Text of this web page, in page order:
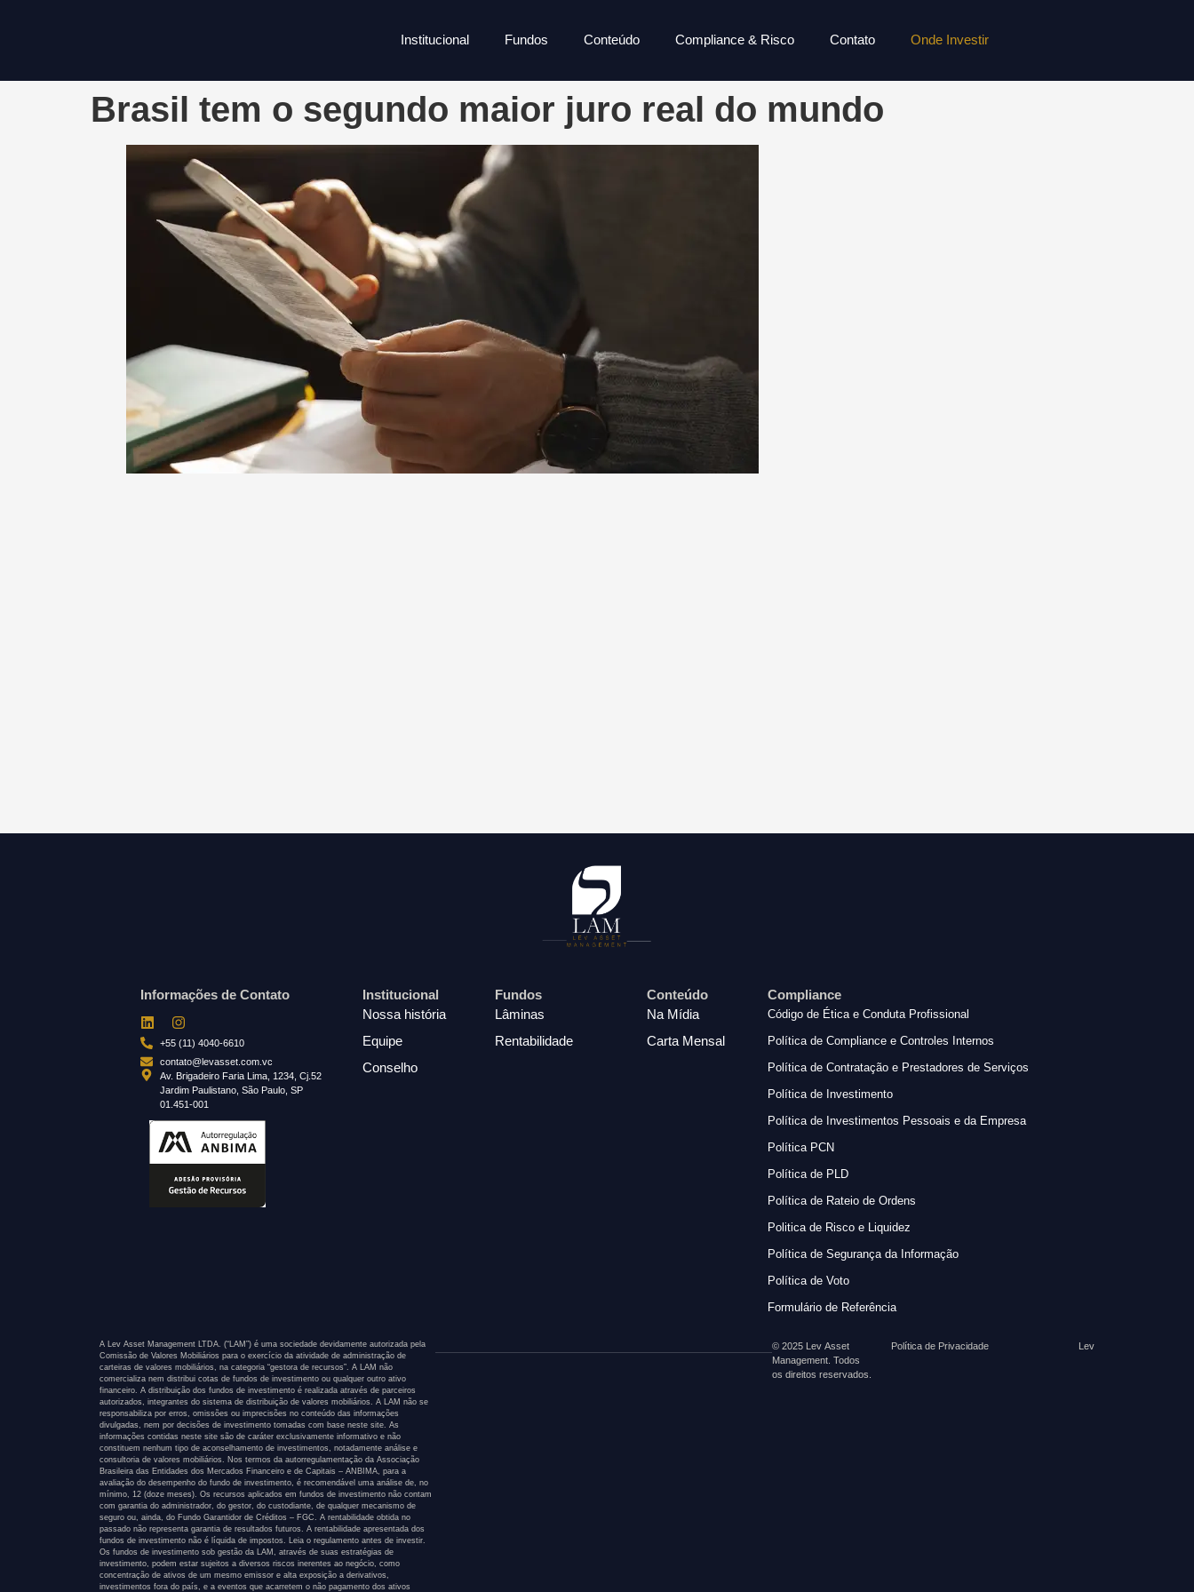
Institucional Fundos Conteúdo Compliance & Risco Contato Onde Investir
Brasil tem o segundo maior juro real do mundo
Informações de Contato
+55 (11) 4040-6610
contato@levasset.com.vc
Av. Brigadeiro Faria Lima, 1234, Cj.52
Jardim Paulistano, São Paulo, SP
01.451-001
Institucional
Nossa história
Equipe
Conselho
Fundos
Lâminas
Rentabilidade
Conteúdo
Na Mídia
Carta Mensal
Compliance
Código de Ética e Conduta Profissional
Política de Compliance e Controles Internos
Política de Contratação e Prestadores de Serviços
Política de Investimento
Política de Investimentos Pessoais e da Empresa
Política PCN
Política de PLD
Política de Rateio de Ordens
Politica de Risco e Liquidez
Política de Segurança da Informação
Política de Voto
Formulário de Referência
A Lev Asset Management LTDA. (“LAM”) é uma sociedade devidamente autorizada pela
Comissão de Valores Mobiliários para o exercício da atividade de administração de
carteiras de valores mobiliários, na categoria “gestora de recursos”. A LAM não
comercializa nem distribui cotas de fundos de investimento ou qualquer outro ativo
financeiro. A distribuição dos fundos de investimento é realizada através de parceiros
autorizados, integrantes do sistema de distribuição de valores mobiliários. A LAM não se
responsabiliza por erros, omissões ou imprecisões no conteúdo das informações
divulgadas, nem por decisões de investimento tomadas com base neste site. As
informações contidas neste site são de caráter exclusivamente informativo e não
constituem nenhum tipo de aconselhamento de investimentos, notadamente análise e
consultoria de valores mobiliários. Nos termos da autorregulamentação da Associação
Brasileira das Entidades dos Mercados Financeiro e de Capitais – ANBIMA, para a
avaliação do desempenho do fundo de investimento, é recomendável uma análise de, no
mínimo, 12 (doze meses). Os recursos aplicados em fundos de investimento não contam
com garantia do administrador, do gestor, do custodiante, de qualquer mecanismo de
seguro ou, ainda, do Fundo Garantidor de Créditos – FGC. A rentabilidade obtida no
passado não representa garantia de resultados futuros. A rentabilidade apresentada dos
fundos de investimento não é líquida de impostos. Leia o regulamento antes de investir.
Os fundos de investimento sob gestão da LAM, através de suas estratégias de
investimento, podem estar sujeitos a diversos riscos inerentes ao negócio, como
concentração de ativos de um mesmo emissor e alta exposição a derivativos,
investimentos fora do país, e a eventos que acarretem o não pagamento dos ativos
© 2025 Lev Asset
Management. Todos
os direitos reservados.
Política de Privacidade Lev